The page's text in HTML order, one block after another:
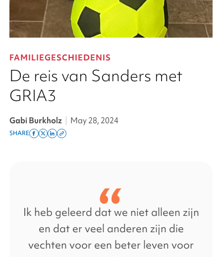
FAMILIEGESCHIEDENIS
De reis van Sanders met
GRIA3
Gabi Burkholz May 28, 2024
SHARE
Share
Share
ShareCopy
Ik heb geleerd dat we niet alleen zijn
en dat er veel anderen zijn die
vechten voor een beter leven voor